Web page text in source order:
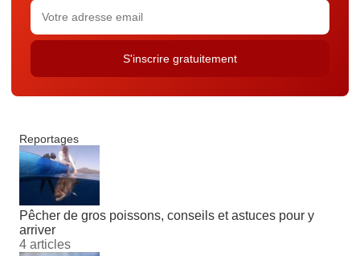
Reportages
Pêcher de gros poissons, conseils et astuces pour y
arriver
4 articles